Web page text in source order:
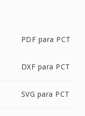
PDF para PCT
DXF para PCT
SVG para PCT